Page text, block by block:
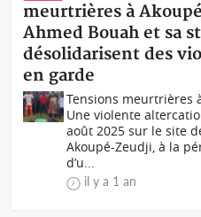
meurtrières à
Ahmed Bouah et sa
désolidarisent des
en garde
Tensions meurtrières
Une violente
août 2025 sur le site
Akoupé-Zeudji, à la
d’u...
il y a 1 an